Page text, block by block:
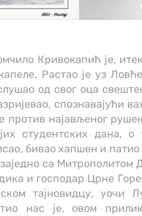
Кривокапић је,
Растао је уз
од свог оца
спознавајући
против најављеног
студентских дана,
бивао хапшен и
са
и господар Црне
тајновидцу, уочи
нас је, овом